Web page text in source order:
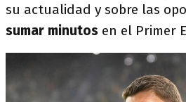
su actualidad y sobre las
sumar minutos en el Primer